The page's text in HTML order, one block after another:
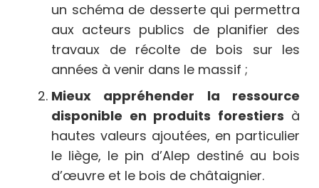
un schéma de desserte qui permettra
aux acteurs publics de planifier des
travaux de récolte de bois sur les
années à venir dans le massif ;
Mieux appréhender la ressource
disponible en produits forestiers à
hautes valeurs ajoutées, en particulier
le liège, le pin d’Alep destiné au bois
d’œuvre et le bois de châtaignier.